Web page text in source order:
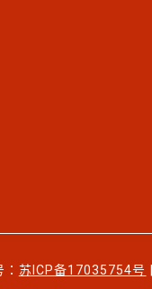
苏ICP备17035754号